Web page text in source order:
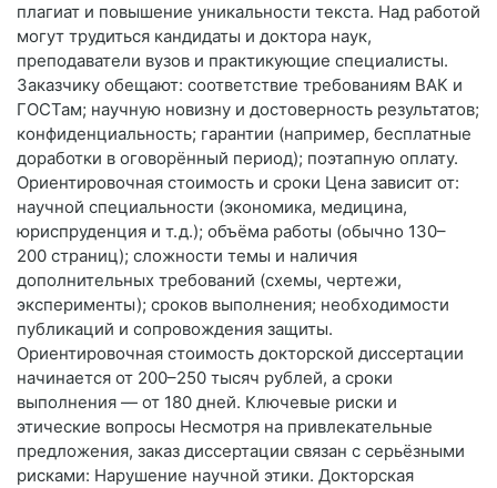
плагиат и повышение уникальности текста. Над работой
могут трудиться кандидаты и доктора наук,
преподаватели вузов и практикующие специалисты.
Заказчику обещают: соответствие требованиям ВАК и
ГОСТам; научную новизну и достоверность результатов;
конфиденциальность; гарантии (например, бесплатные
доработки в оговорённый период); поэтапную оплату.
Ориентировочная стоимость и сроки Цена зависит от:
научной специальности (экономика, медицина,
юриспруденция и т. д.); объёма работы (обычно 130–
200 страниц); сложности темы и наличия
дополнительных требований (схемы, чертежи,
эксперименты); сроков выполнения; необходимости
публикаций и сопровождения защиты.
Ориентировочная стоимость докторской диссертации
начинается от 200–250 тысяч рублей, а сроки
выполнения — от 180 дней. Ключевые риски и
этические вопросы Несмотря на привлекательные
предложения, заказ диссертации связан с серьёзными
рисками: Нарушение научной этики. Докторская